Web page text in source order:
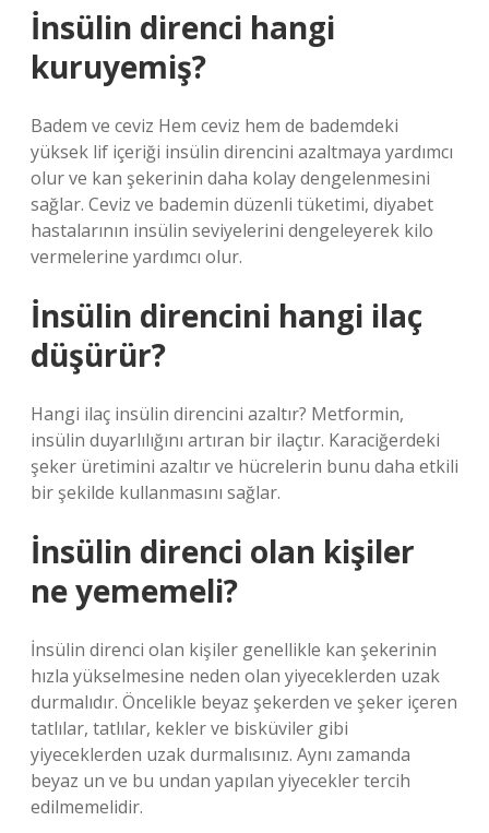
İnsülin direnci hangi
kuruyemiş?
Badem ve ceviz Hem ceviz hem de bademdeki
yüksek lif içeriği insülin direncini azaltmaya yardımcı
olur ve kan şekerinin daha kolay dengelenmesini
sağlar. Ceviz ve bademin düzenli tüketimi, diyabet
hastalarının insülin seviyelerini dengeleyerek kilo
vermelerine yardımcı olur.
İnsülin direncini hangi ilaç
düşürür?
Hangi ilaç insülin direncini azaltır? Metformin,
insülin duyarlılığını artıran bir ilaçtır. Karaciğerdeki
şeker üretimini azaltır ve hücrelerin bunu daha etkili
bir şekilde kullanmasını sağlar.
İnsülin direnci olan kişiler
ne yememeli?
İnsülin direnci olan kişiler genellikle kan şekerinin
hızla yükselmesine neden olan yiyeceklerden uzak
durmalıdır. Öncelikle beyaz şekerden ve şeker içeren
tatlılar, tatlılar, kekler ve bisküviler gibi
yiyeceklerden uzak durmalısınız. Aynı zamanda
beyaz un ve bu undan yapılan yiyecekler tercih
edilmemelidir.